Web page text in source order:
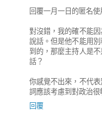
回覆一月一日的匿名使
對沒錯，我的確不能
說話。但是他不能用
到的，那麼主持人是
話？
你感覺不出來，不代
詞應該考慮到對政治很
回覆